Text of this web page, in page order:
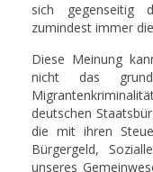
sich gegenseitig
zumindest immer
Diese Meinung
nicht das
deutschen
die mit ihren
Bürgergeld,
unseres